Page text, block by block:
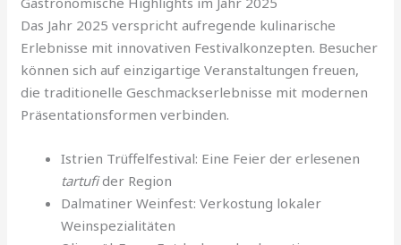
Das Jahr 2025 verspricht aufregende kulinarische
Erlebnisse mit innovativen Festivalkonzepten. Besucher
können sich auf einzigartige Veranstaltungen freuen,
die traditionelle Geschmackserlebnisse mit modernen
Präsentationsformen verbinden.
Istrien Trüffelfestival: Eine Feier der erlesenen
tartufider Region
Dalmatiner Weinfest: Verkostung lokaler
Weinspezialitäten